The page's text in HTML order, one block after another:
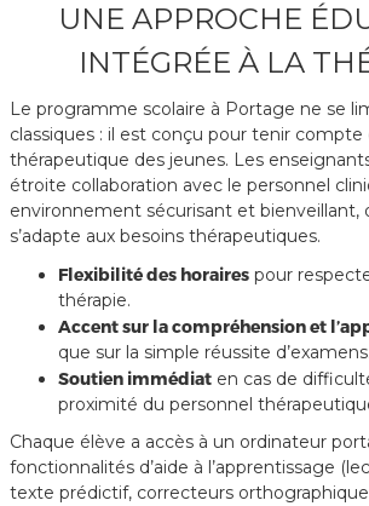
UNE APPROCHE
INTÉGRÉE À LA
Le programme scolaire à Portage ne se
classiques : il est conçu pour tenir
thérapeutique des jeunes. Les
étroite collaboration avec le personnel
environnement sécurisant et bienveillant,
s’adapte aux besoins thérapeutiques.
Flexibilité des horairespour
thérapie.
Accent sur la compréhension et
que sur la simple réussite d’examens.
Soutien immédiaten cas de
proximité du personnel
Chaque élève a accès à un ordinateur
fonctionnalités d’aide à l’apprentissage
texte prédictif, correcteurs